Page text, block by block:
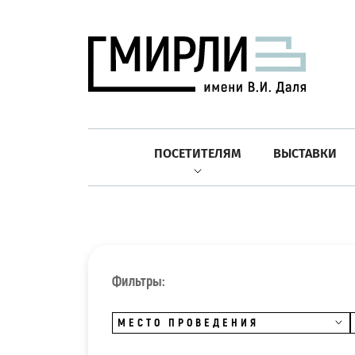
ПОСЕТИТЕЛЯМ ВЫСТАВКИ
Фильтры:
МЕСТО ПРОВЕДЕНИЯ